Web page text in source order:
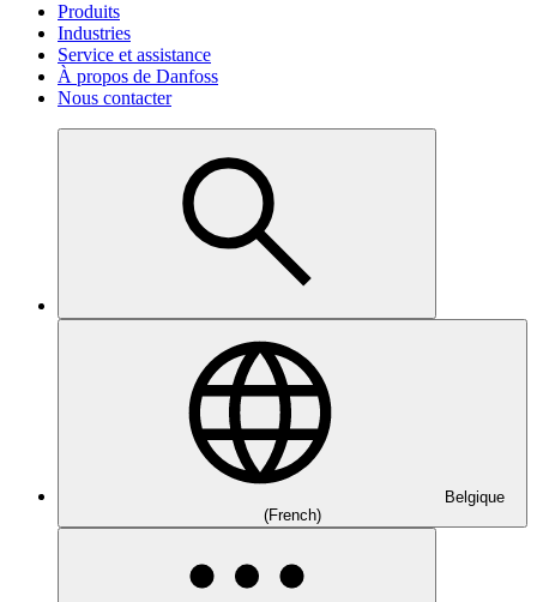
Produits
Industries
Service et assistance
À propos de Danfoss
Nous contacter
Belgique
(French)